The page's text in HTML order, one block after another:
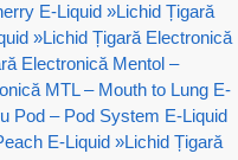
E-Liquid »Lichid Țigară
»Lichid Țigară Electronică
Electronică Mentol –
MTL – Mouth to Lung E-
Pod – Pod System E-Liquid
E-Liquid »Lichid Țigară